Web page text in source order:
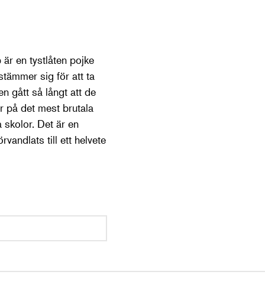
en tystlåten pojke
sig för att ta
gått så långt att de
på det mest brutala
skolor. Det är en
till ett helvete